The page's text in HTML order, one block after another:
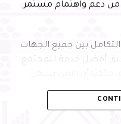
من دعم واهتمام مستمر
بين جميع الجهات
أفضل خدمة للمجتمع،
الاستثمارات إلى